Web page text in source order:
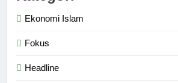
Ekonomi Islam
Fokus
Headline